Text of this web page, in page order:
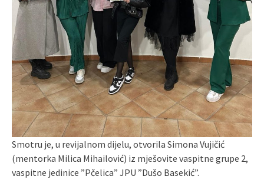
Smotru je, u revijalnom dijelu, otvorila Simona Vujičić
(mentorka Milica Mihailović) iz mješovite vaspitne grupe 2,
vaspitne jedinice ”Pčelica” JPU ”Dušo Basekić”.